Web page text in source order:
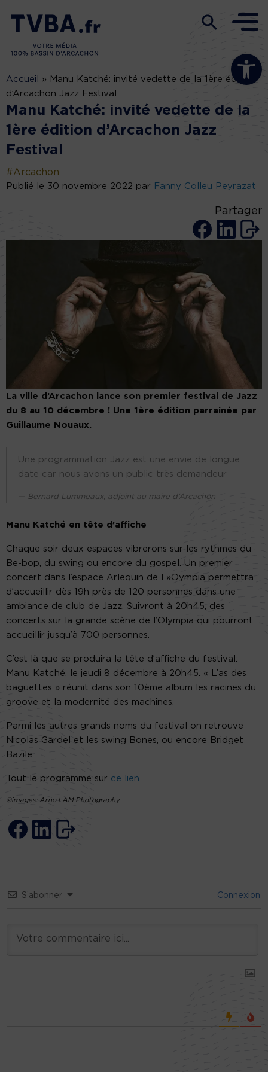
Ouvrir la
Accueil » Manu Katché: invité vedette de la 1ère édition
d’Arcachon Jazz Festival
Manu Katché: invité vedette de la
1ère édition d’Arcachon Jazz
Festival
#Arcachon
Publié le 30 novembre 2022 par Fanny Colleu Peyrazat
Partager
La ville d’Arcachon lance son premier festival de Jazz
du 8 au 10 décembre ! Une 1ère édition parrainée par
Guillaume Nouaux.
Une programmation Jazz est une envie de longue
date car nous avons un public très demandeur
Bernard Lummeaux, adjoint au maire d’Arcachon
Manu Katché en tête d’affiche
Chaque soir deux espaces vibrerons sur les rythmes du
Be-bop, du swing ou encore du gospel. Un premier
concert dans l’espace Arlequin de l »Oympia permettra
d’accueillir dès 19h près de 120 personnes dans une
ambiance de club de Jazz. Suivront à 20h45, des
concerts sur la grande scène de l’Olympia qui pourront
accueillir jusqu’à 700 personnes.
C’est là que se produira la tête d’affiche du festival:
Manu Katché, le jeudi 8 décembre à 20h45. « L’as des
baguettes » réunit dans son 10ème album les racines du
groove et la modernité des machines.
Parmi les autres grands noms du festival on retrouve
Nicolas Gardel et les swing Bones, ou encore Bridget
Bazile.
Tout le programme sur ce lien
©images: Arno LAM Photography
S’abonner Connexion